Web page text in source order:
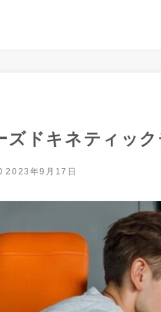
ズドキネティッ
2023年9月17日